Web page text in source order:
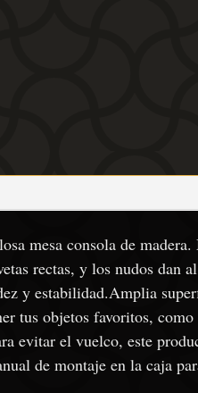
mesa consola de
rectas, y los nudos dan
y estabilidad.Amplia
tus objetos favoritos,
evitar el vuelco, este
de montaje en la caja